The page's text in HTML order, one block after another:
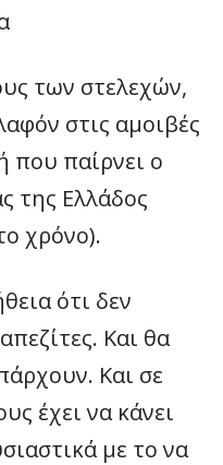
των στελεχών,
στις αμοιβές
που παίρνει ο
της Ελλάδος
χρόνο).
ότι δεν
Και θα
Και σε
έχει να κάνει
με το να